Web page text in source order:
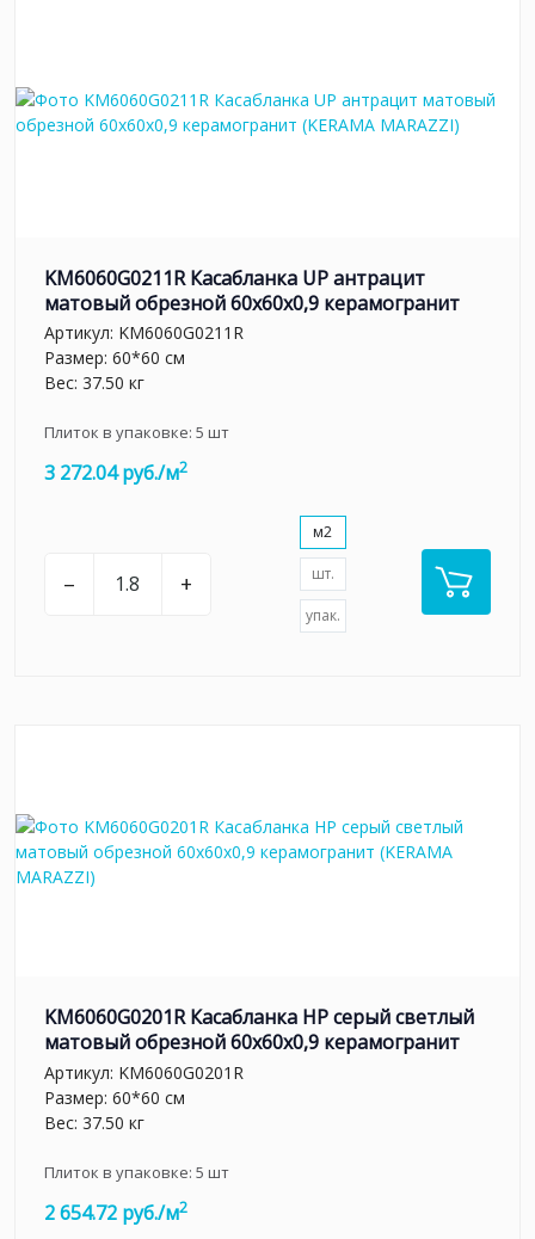
KM6060G0211R Касабланка UP антрацит
матовый обрезной 60x60x0,9 керамогранит
Артикул: KM6060G0211R
Размер: 60*60 см
Вес: 37.50 кг
Плиток в упаковке: 5 шт
3 272.04 руб./м2
– +
м2
шт.
упак.
KM6060G0201R Касабланка HP серый светлый
матовый обрезной 60x60x0,9 керамогранит
Артикул: KM6060G0201R
Размер: 60*60 см
Вес: 37.50 кг
Плиток в упаковке: 5 шт
2 654.72 руб./м2